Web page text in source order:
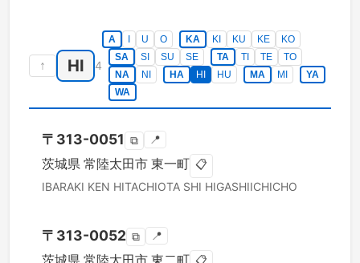
↑ HI 4
A U O KA KI KU KE
KO
SA
SI SU SE TA TI TE
TO
NA
NI HA HI HU MA MI
YA
WA
〒 313-0051 ⧉ 📍
茨城県 常陸太田市 東一町 📋
IBARAKI KEN HITACHIOTA SHI HIGASHIICHICHO
〒 313-0052 ⧉ 📍
茨城県 常陸太田市 東二町